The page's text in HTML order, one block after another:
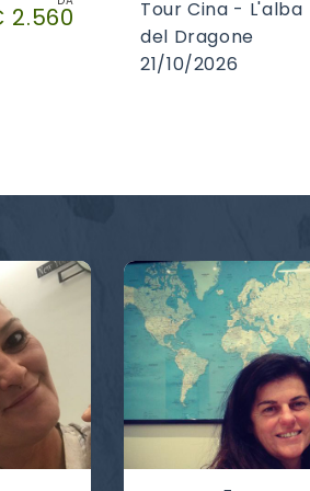
2.560
Tour Cina - L'alba
del Dragone
21/10/2026